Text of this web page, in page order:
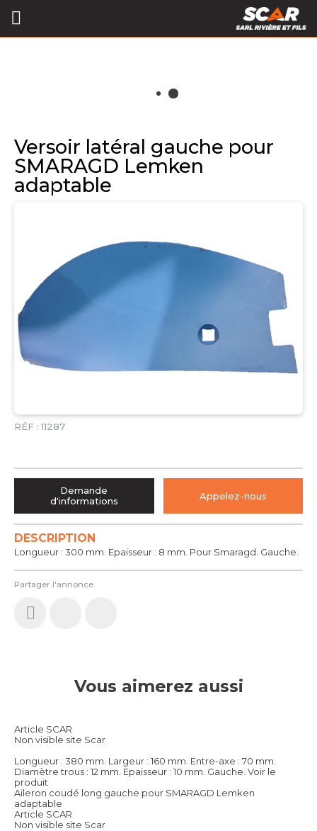
Versoir latéral gauche pour
SMARAGD Lemken
adaptable
RÉF : 11287
Partager l'annonce
DESCRIPTION
Longueur : 300 mm. Epaisseur : 8 mm. Pour Smaragd. Gauche.
Demande
d'informations
Appelez-nous
Vous aimerez aussi
Article SCAR
Non visible site Scar
Longueur : 380 mm. Largeur : 160 mm. Entre-axe : 70 mm.
Diamètre trous : 12 mm. Epaisseur : 10 mm. Gauche. Voir le
produit
Aileron coudé long gauche pour SMARAGD Lemken
adaptable
Article SCAR
Non visible site Scar